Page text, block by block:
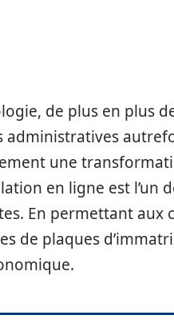
de plus en plus
administratives
une
en ligne est l’un
En permettant aux
de plaques